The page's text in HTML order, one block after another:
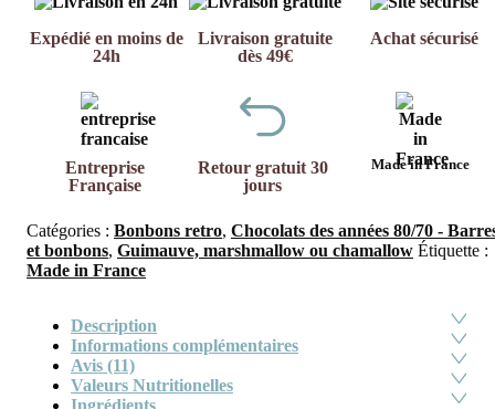
Expédié en moins de
24h
Livraison gratuite
dès 49€
Achat sécurisé
Entreprise
Française
Retour gratuit 30
jours
Made in France
Catégories : Bonbons retro, Chocolats des années 80/70 -
et bonbons, Guimauve, marshmallow ou chamallow Étiquette :
Made in France
Description
Informations complémentaires
Avis (11)
Valeurs Nutritionelles
Ingrédients